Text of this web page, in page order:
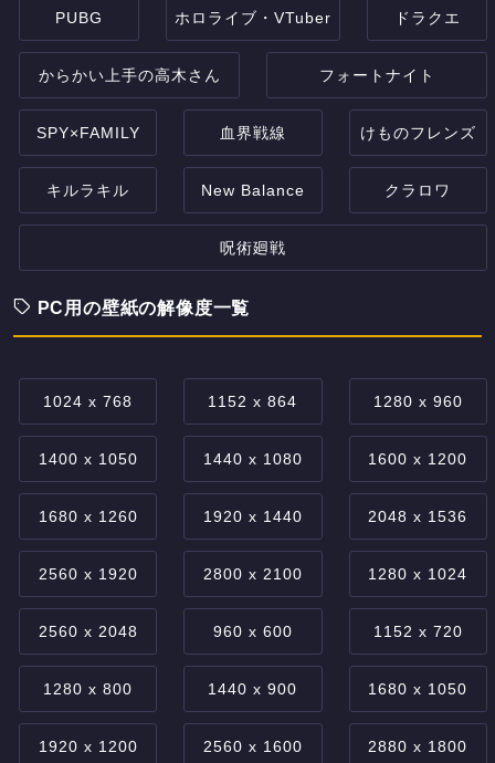
PUBG ホロライブ・VTuber ドラクエ
からかい上手の高木さん フォートナイト
SPY×FAMILY 血界戦線 けものフレンズ
キルラキル New Balance クラロワ
呪術廻戦
PC用の壁紙の解像度一覧
1024 x 768 1152 x 864 1280 x 960
1400 x 1050 1440 x 1080 1600 x 1200
1680 x 1260 1920 x 1440 2048 x 1536
2560 x 1920 2800 x 2100 1280 x 1024
2560 x 2048 960 x 600 1152 x 720
1280 x 800 1440 x 900 1680 x 1050
1920 x 1200 2560 x 1600 2880 x 1800